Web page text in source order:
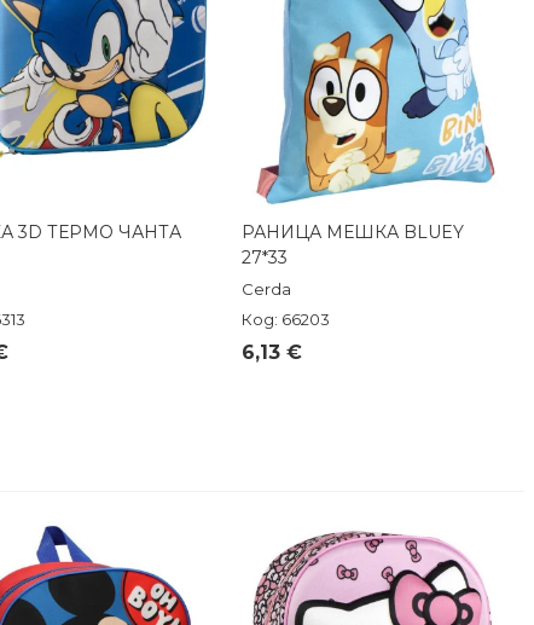
преглед
3D ТЕРМО ЧАНТА
Бърз преглед
РАНИЦА МЕШКА BLUEY
27*33
Cerda
Код: 66203
6,13 €